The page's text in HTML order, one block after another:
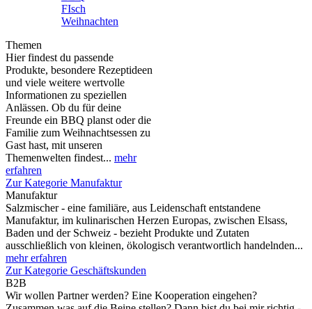
FIsch
Weihnachten
Themen
Hier findest du passende
Produkte, besondere Rezeptideen
und viele weitere wertvolle
Informationen zu speziellen
Anlässen. Ob du für deine
Freunde ein BBQ planst oder die
Familie zum Weihnachtsessen zu
Gast hast, mit unseren
Themenwelten findest... mehr
erfahren
Zur Kategorie Manufaktur
Manufaktur
Salzmischer - eine familiäre, aus Leidenschaft entstandene
Manufaktur, im kulinarischen Herzen Europas, zwischen Elsass,
Baden und der Schweiz - bezieht Produkte und Zutaten
ausschließlich von kleinen, ökologisch verantwortlich handelnden...
mehr erfahren
Zur Kategorie Geschäftskunden
B2B
Wir wollen Partner werden? Eine Kooperation eingehen?